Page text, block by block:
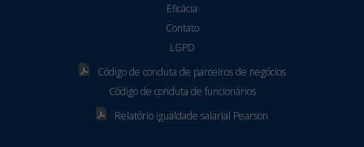
Eficácia
Contato
LGPD
Código de conduta de parceiros de negócios
Código de conduta de funcionários
Relatório igualdade salarial Pearson